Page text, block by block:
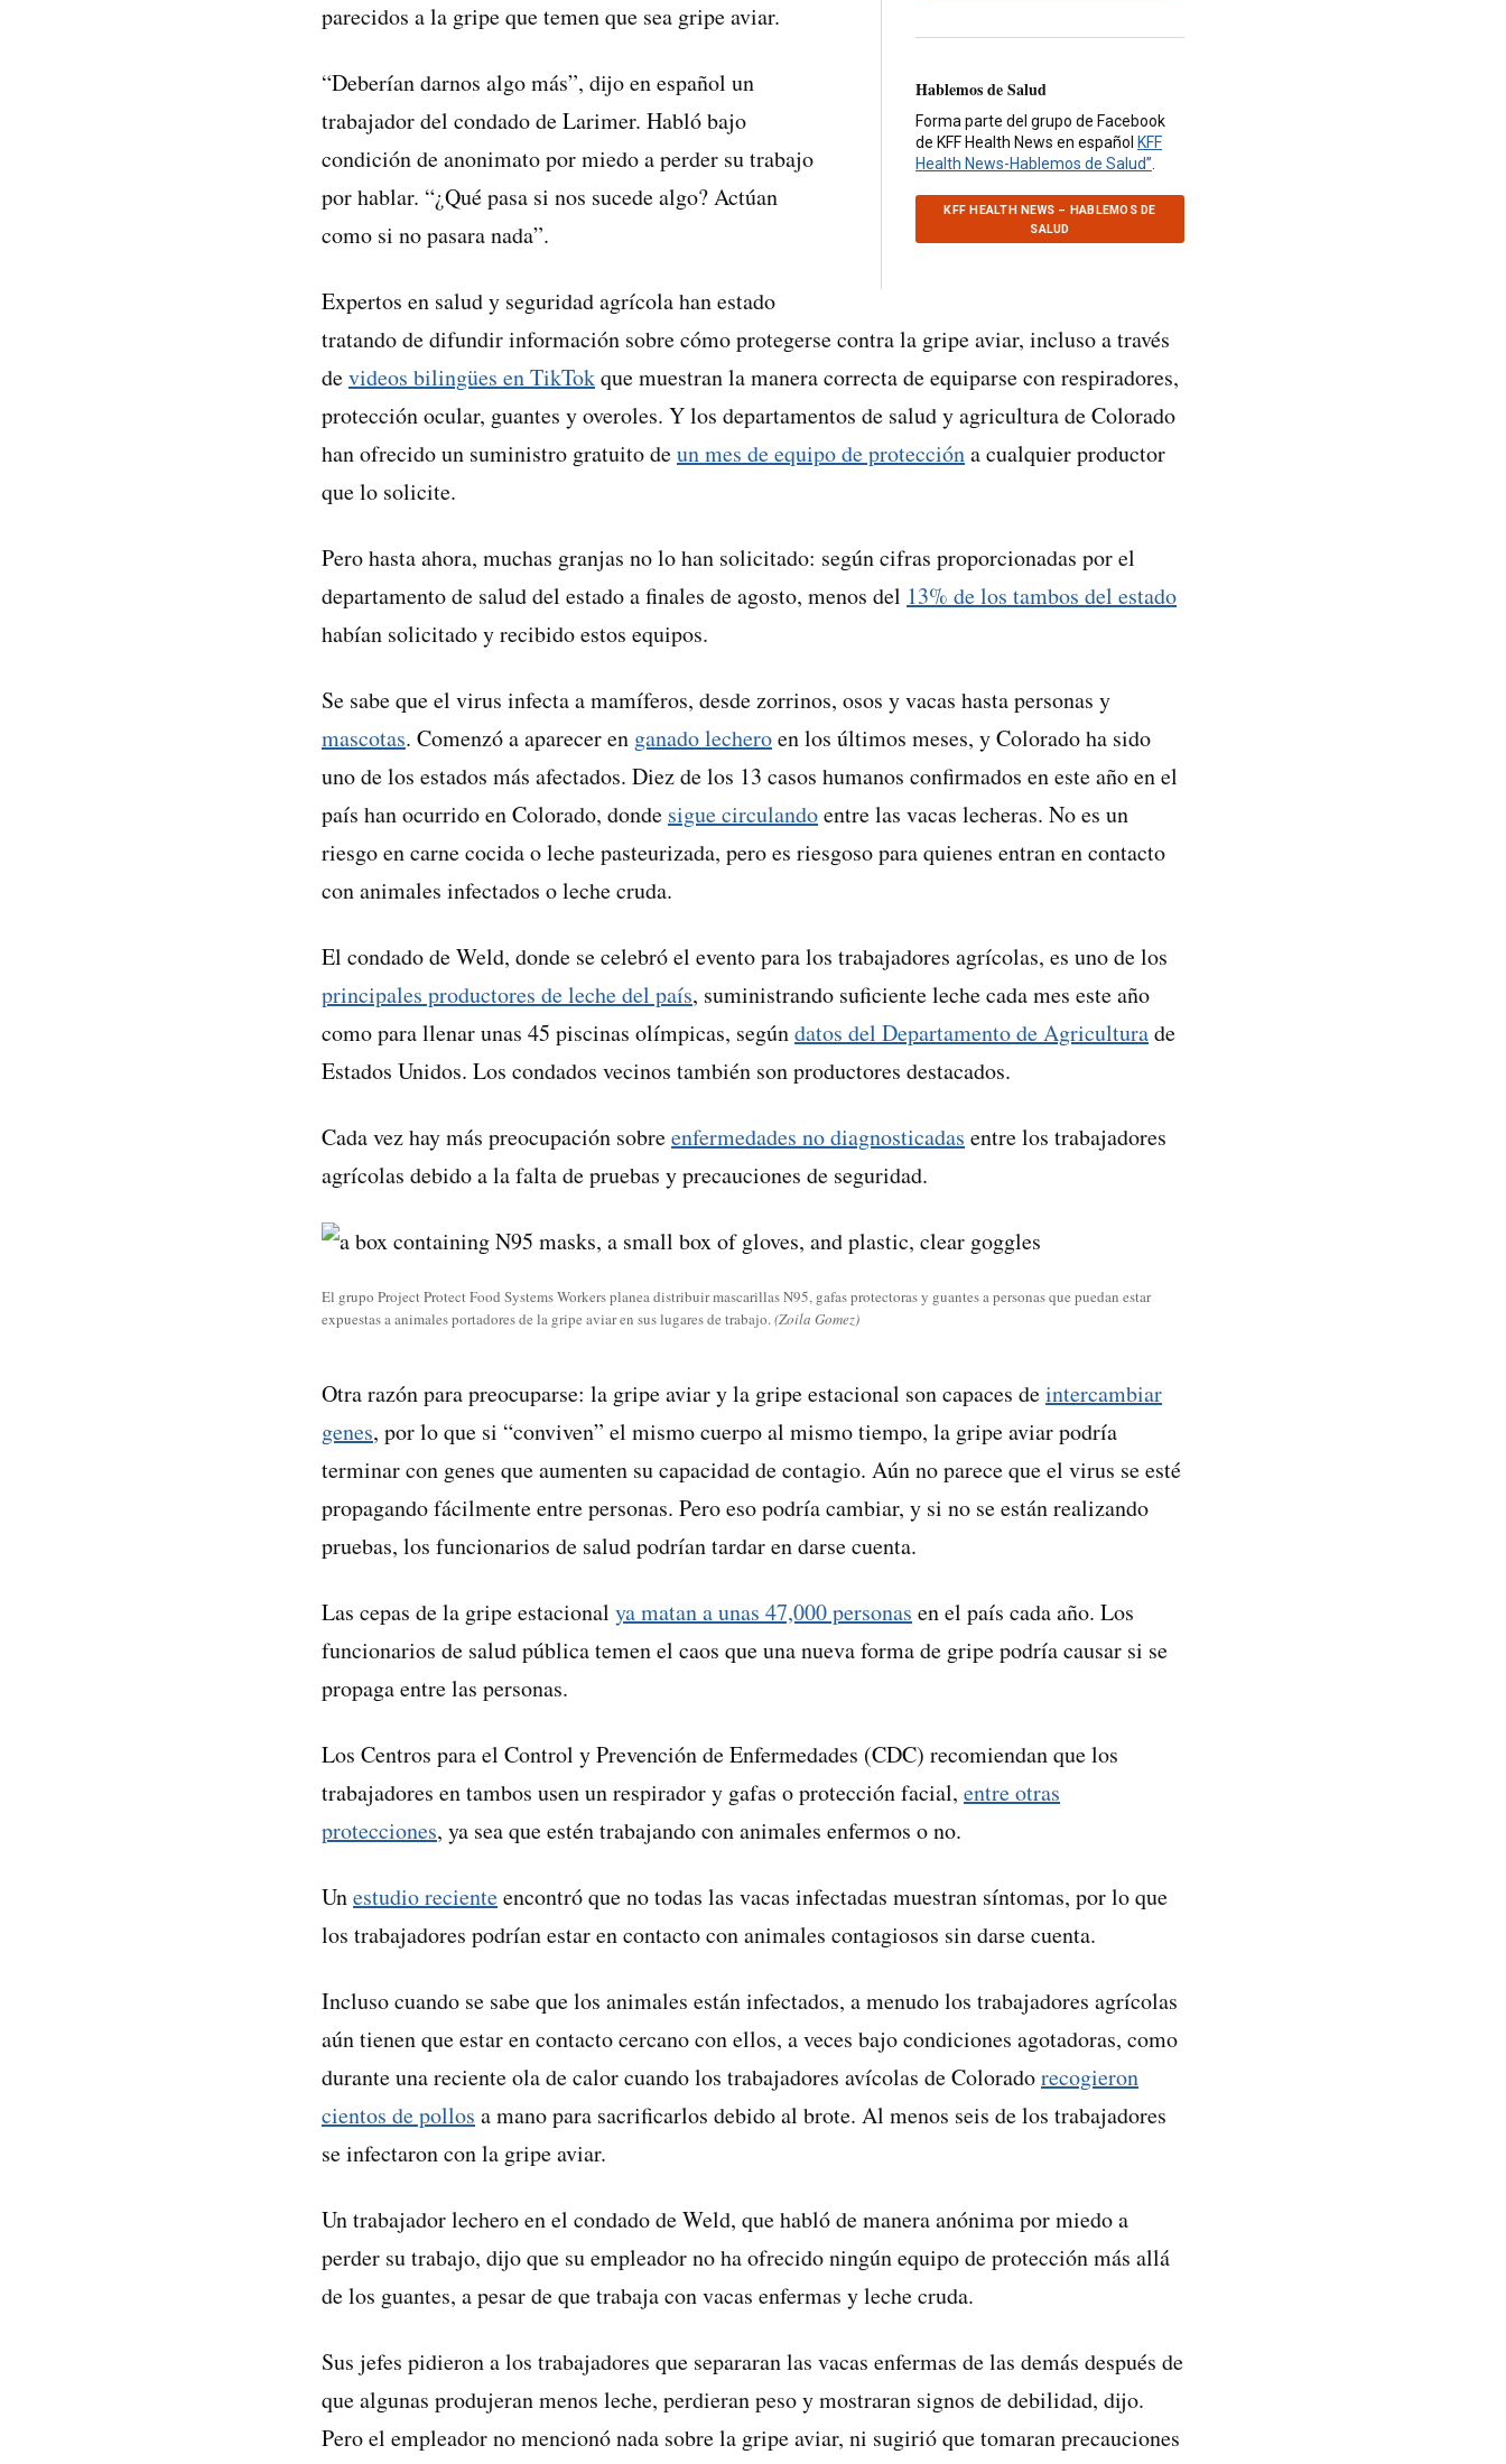
Hablemos de Salud
Forma parte del grupo de Facebook
de KFF Health News en español KFF
Health News-Hablemos de Salud”
KFF HEALTH NEWS – HABLEMOS DE
SALUD
parecidos a la gripe que temen que sea gripe aviar.
“Deberían darnos algo más”, dijo en español un
trabajador del condado de Larimer. Habló bajo
condición de anonimato por miedo a perder su trabajo
por hablar. “¿Qué pasa si nos sucede algo? Actúan
como si no pasara nada”.
Expertos en salud y seguridad agrícola han estado
tratando de difundir información sobre cómo protegerse contra la gripe aviar, incluso a través
devideos bilingües en TikTokque muestran la manera correcta de equiparse con respiradores,
protección ocular, guantes y overoles. Y los departamentos de salud y agricultura de Colorado
han ofrecido un suministro gratuito deun mes de equipo de proteccióna cualquier productor
que lo solicite.
Pero hasta ahora, muchas granjas no lo han solicitado: según cifras proporcionadas por el
departamento de salud del estado a finales de agosto, menos del 13% de los tambos del estado
habían solicitado y recibido estos equipos.
Se sabe que el virus infecta a mamíferos, desde zorrinos, osos y vacas hasta personas y
mascotas. Comenzó a aparecer en ganado lecheroen los últimos meses, y Colorado ha sido
uno de los estados más afectados. Diez de los 13 casos humanos confirmados en este año en el
país han ocurrido en Colorado, donde sigue circulandoentre las vacas lecheras. No es un
riesgo en carne cocida o leche pasteurizada, pero es riesgoso para quienes entran en contacto
con animales infectados o leche cruda.
El condado de Weld, donde se celebró el evento para los trabajadores agrícolas, es uno de los
principales productores de leche del país, suministrando suficiente leche cada mes este año
como para llenar unas 45 piscinas olímpicas, segúndatos del Departamento de Agriculturade
Estados Unidos. Los condados vecinos también son productores destacados.
Cada vez hay más preocupación sobreenfermedades no diagnosticadas entre los trabajadores
agrícolas debido a la falta de pruebas y precauciones de seguridad.
El grupo Project Protect Food Systems Workers planea distribuir mascarillas N95, gafas protectoras y guantes a personas que puedan estar
expuestas a animales portadores de la gripe aviar en sus lugares de trabajo.(Zoila Gomez)
Otra razón para preocuparse: la gripe aviar y la gripe estacional son capaces deintercambiar
genes, por lo que si “conviven” el mismo cuerpo al mismo tiempo, la gripe aviar podría
terminar con genes que aumenten su capacidad de contagio. Aún no parece que el virus se esté
propagando fácilmente entre personas. Pero eso podría cambiar, y si no se están realizando
pruebas, los funcionarios de salud podrían tardar en darse cuenta.
Las cepas de la gripe estacional ya matan a unas 47,000 personas en el país cada año. Los
funcionarios de salud pública temen el caos que una nueva forma de gripe podría causar si se
propaga entre las personas.
Los Centros para el Control y Prevención de Enfermedades (CDC) recomiendan que los
trabajadores en tambos usen un respirador y gafas o protección facial, entre otras
protecciones, ya sea que estén trabajando con animales enfermos o no.
Unestudio recienteencontró que no todas las vacas infectadas muestran síntomas, por lo que
los trabajadores podrían estar en contacto con animales contagiosos sin darse cuenta.
Incluso cuando se sabe que los animales están infectados, a menudo los trabajadores agrícolas
aún tienen que estar en contacto cercano con ellos, a veces bajo condiciones agotadoras, como
durante una reciente ola de calor cuando los trabajadores avícolas de Coloradorecogieron
cientos de pollos a mano para sacrificarlos debido al brote. Al menos seis de los trabajadores
se infectaron con la gripe aviar.
Un trabajador lechero en el condado de Weld, que habló de manera anónima por miedo a
perder su trabajo, dijo que su empleador no ha ofrecido ningún equipo de protección más allá
de los guantes, a pesar de que trabaja con vacas enfermas y leche cruda.
Sus jefes pidieron a los trabajadores que separaran las vacas enfermas de las demás después de
que algunas produjeran menos leche, perdieran peso y mostraran signos de debilidad, dijo.
Pero el empleador no mencionó nada sobre la gripe aviar, ni sugirió que tomaran precauciones